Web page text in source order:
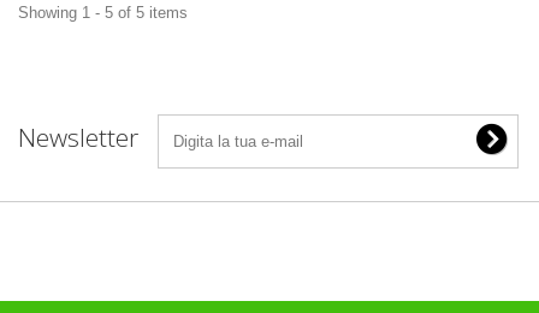
Showing 1 - 5 of 5 items
Newsletter